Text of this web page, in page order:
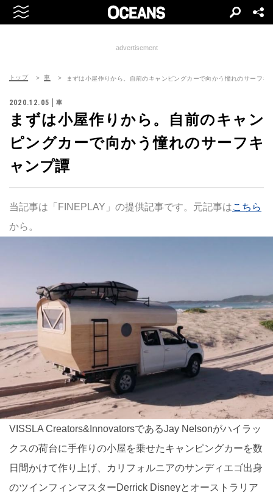
advertisement
トップ 車 まずは小屋作りから。自前のキャンピングカーで向かう憧れのサーフキ
2020.12.05 車
まずは小屋作りから。自前のキャン
ピングカーで向かう憧れのサーフキ
ャンプ譚
当記事は「FINEPLAY」の提供記事です。元記事はこちら
から。
VISSLA Creators&InnovatorsであるJay Nelsonがハイラッ
クスの荷台に手作りの小屋を乗せたキャンピングカーを数
日間かけて作り上げ、カリフォルニアのサンディエゴ出身
のツインフィンマスターDerrick Disneyとオーストラリア